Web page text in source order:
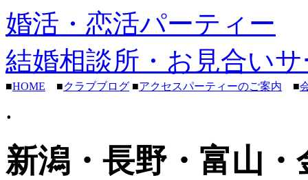
婚活・恋活パーティー
結婚相談所・お見合い
■HOME ■クラブブログ ■アクセスパーティーのご案内 ■
.
新潟・長野・富山